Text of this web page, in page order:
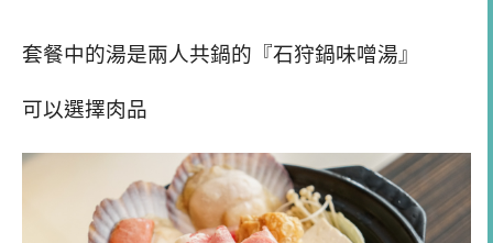
套餐中的湯是兩人共鍋的『石狩鍋味噌湯』
可以選擇肉品